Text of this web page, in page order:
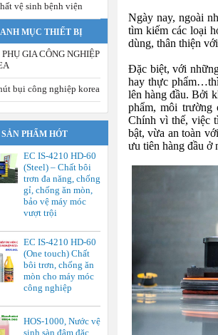
vệ sinh bệnh viện
MỤC THIẾT BỊ
PHỤ GIA CÔNG NGHIỆP
bụi công nghiệp korea
SẢN PHẨM HÓT
EC IS-4210 HD-60
(Steel) – Chất bôi
trơn đa năng, chống
gỉ, chống ăn mòn,
bảo vệ máy móc
vượt trội
EC IS-4210 HD-60
(One touch) Chất
bôi trơn, chống ăn
mòn cho máy móc
công nghiệp
HOS-1000, Nước vệ
sinh sàn đậm đặc
Ngày nay, ngoài
tìm kiếm các loại
dùng, thân thiện
Đặc biệt, với
hay thực
lên hàng đầu. Bởi
phẩm, môi trường
Chính vì thế, việc
bật, vừa an toàn
ưu tiên hàng đầu ở